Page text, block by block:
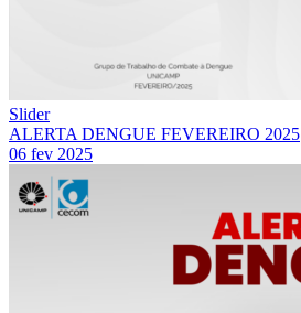
Slider
ALERTA DENGUE FEVEREIRO 2025
06 fev 2025